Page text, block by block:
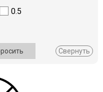
0.5
Свернуть